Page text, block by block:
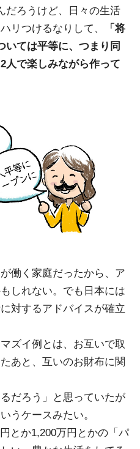
だろうけど、日々の生活
リつけるなりして、
「将
いては平等に、つまり同
人で楽しみながら作って
働く家庭だったから、ア
しれない。でも日本には
対するアドバイスが確立
ズイ例とは、お互いで取
あと、互いのお財布に関
だろう」と思っていたが
うケースみたい。
とか1,200万円とかの「パ